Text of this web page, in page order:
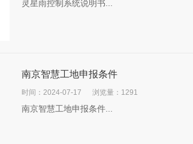
灵星雨控制系统说明书...
南京智慧工地申报条件
时间：2024-07-17 浏览量：1291
南京智慧工地申报条件...